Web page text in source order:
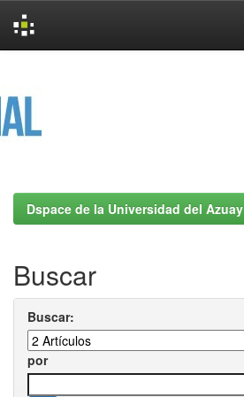
Dspace de la Universidad del Azuay
Buscar
Buscar:
por